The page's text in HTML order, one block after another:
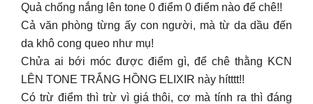
Quả chống nắng lên tone 0 điểm 0 điểm nào để chê!!
Cả văn phòng từng ấy con người, mà từ da dầu đến
da khô cong queo như mụ!
Chửa ai bới móc được điểm gì, để chê thằng KCN
LÊN TONE TRẮNG HỒNG ELIXIR này hítttt!!
Có trừ điểm thì trừ vì giá thôi, cơ mà tính ra thì đáng